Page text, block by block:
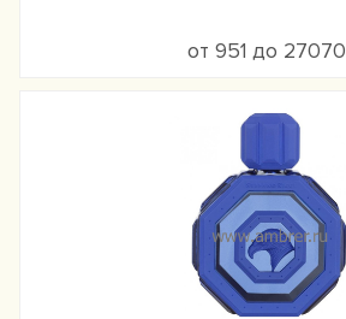
от 951 до 27070